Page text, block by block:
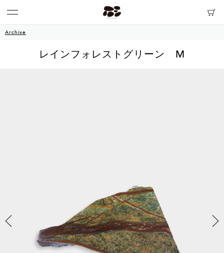
Archive
レインフォレストグリーン M